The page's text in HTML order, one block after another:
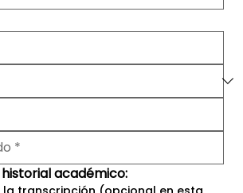
académico: